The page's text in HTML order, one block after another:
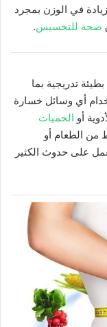
في الوزن بمجرد
صحة للتخسيس.
تدريجية بما
أي وسائل خسارة
أو الحميات
من الطعام أو
على حدوث الكثير